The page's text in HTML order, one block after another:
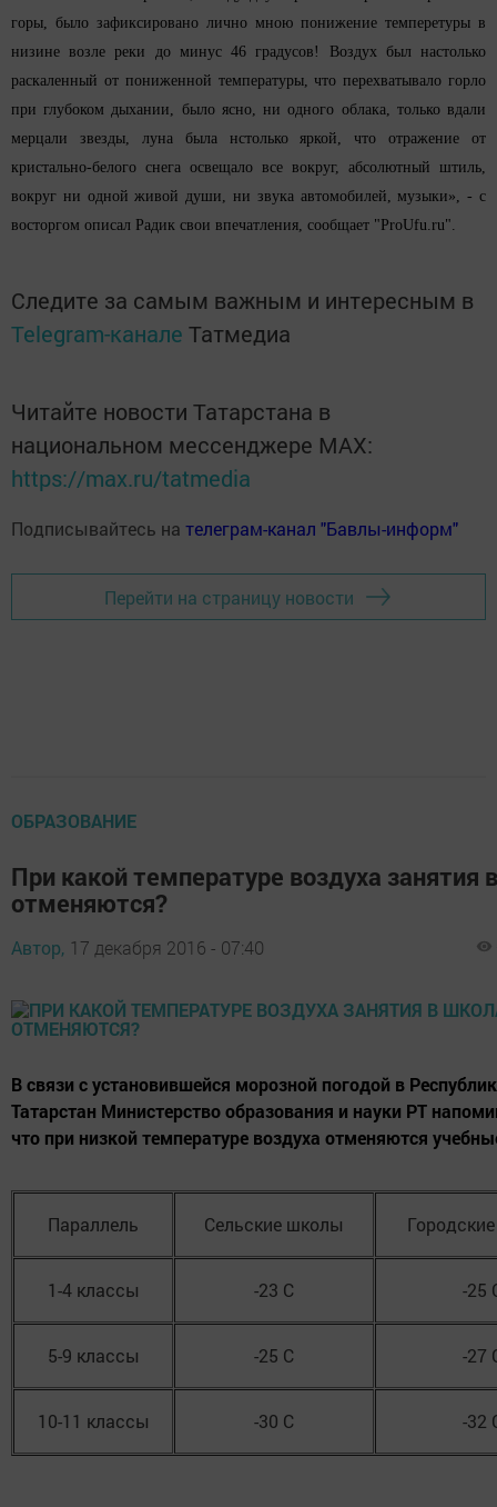
горы, было зафиксировано лично мною понижение темперетуры в
низине возле реки до минус 46 градусов! Воздух был настолько
раскаленный от пониженной температуры, что перехватывало горло
при глубоком дыхании, было ясно, ни одного облака, только вдали
мерцали звезды, луна была нстолько яркой, что отражение от
кристально-белого снега освещало все вокруг, абсолютный штиль,
вокруг ни одной живой души, ни звука автомобилей, музыки», - с
восторгом описал Радик свои впечатления, сообщает "ProUfu.ru".
Следите за самым важным и интересным в
Telegram-канале Татмедиа
Читайте новости Татарстана в
национальном мессенджере MАХ:
https://max.ru/tatmedia
Подписывайтесь на телеграм-канал "Бавлы-информ"
Перейти на страницу новости
ОБРАЗОВАНИЕ
При какой температуре воздуха занятия
отменяются?
Автор, 17 декабря 2016 - 07:40
В связи с установившейся морозной погодой в
Татарстан Министерство образования и науки РТ
что при низкой температуре воздуха отменяются
Параллель Сельские школы
1-4 классы -23 C -25
5-9 классы -25 C -27
10-11 классы -30 С -32